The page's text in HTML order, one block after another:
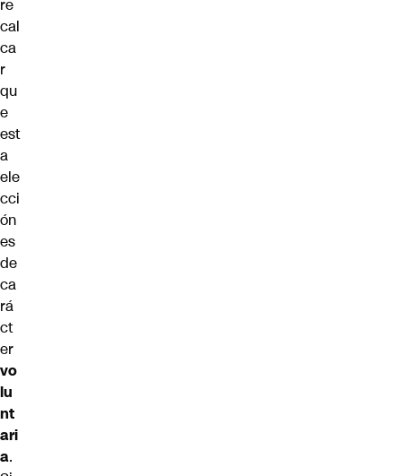
re
cal
ca
r
qu
e
est
a
ele
cci
ón
es
de
ca
rá
ct
er
vo
lu
nt
ari
a.